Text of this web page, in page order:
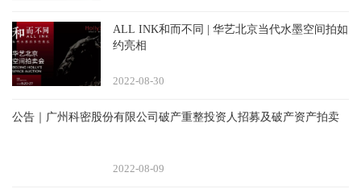
新闻中心
ALL INK和而不同 | 华艺北京当代水墨空间拍如
约亮相
30
2022-08
公告｜广州科密股份有限公司破产重整投资人招募及破产资产拍卖
09
2022-08